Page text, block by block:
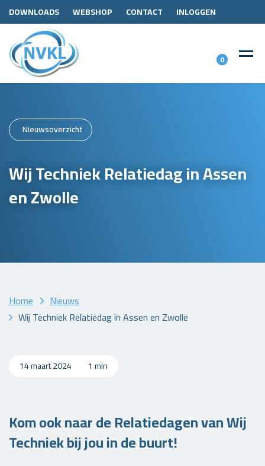
DOWNLOADS WEBSHOP CONTACT INLOGGEN
0
Nieuwsoverzicht
Wij Techniek Relatiedag in Assen
en Zwolle
Home
Nieuws
Wij Techniek Relatiedag in Assen en Zwolle
14 maart 2024 1 min
Kom ook naar de Relatiedagen van Wij
Techniek bij jou in de buurt!